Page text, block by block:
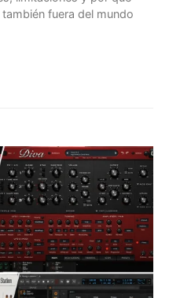
fuera del mundo